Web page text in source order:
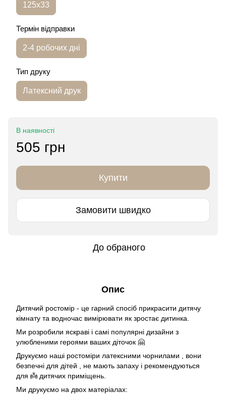
125х33
Термін відправки
2-4 робочих дні
Тип друку
Латексний друк
В наявності
505 грн
Купити
Замовити швидко
До обраного
Опис
Дитячий ростомір - це гарний спосіб прикрасити дитячу
кімнату та водночас вимірювати як зростає дитинка.
Ми розробили яскраві і самі популярні дизайни з
улюбленими героями ваших діточок 🤗
Друкуємо наші ростоміри латексними чорнилами , вони
безпечні для дітей , не мають запаху і рекомендуються
для 👼 дитячих приміщень.
Ми друкуємо на двох матеріалах: